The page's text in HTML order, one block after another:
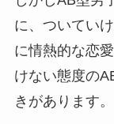
に、ついてい
に情熱的な恋
けない態度の
きがあります。